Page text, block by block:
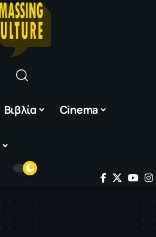
Βιβλία Cinema